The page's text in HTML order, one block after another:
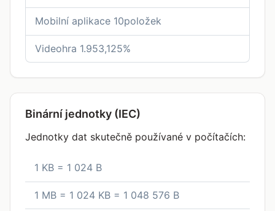
Mobilní aplikace 10položek
Videohra 1.953,125%
Binární jednotky (IEC)
Jednotky dat skutečně používané v počítačích:
1 KB = 1 024 B
1 MB = 1 024 KB = 1 048 576 B